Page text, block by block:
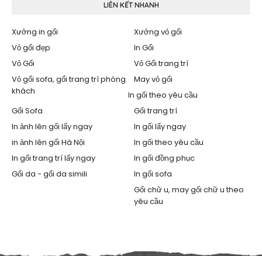
LIÊN KẾT NHANH
Xưởng in gối
Xưởng vỏ gối
Vỏ gối đẹp
In Gối
Vỏ Gối
Vỏ Gối trang trí
Vỏ gối sofa, gối trang trí phòng
khách
May vỏ gối
In gối theo yêu cầu
Gối trang trí
Gối Sofa
In gối lấy ngay
In ảnh lên gối lấy ngay
In gối theo yêu cầu
in ảnh lên gối Hà Nội
In gối đồng phục
In gối trang trí lấy ngay
In gối sofa
Gối da - gối da simili
Gối chữ u, may gối chữ u theo
yêu cầu